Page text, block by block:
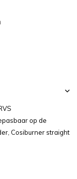
op de
Cosiburner straight